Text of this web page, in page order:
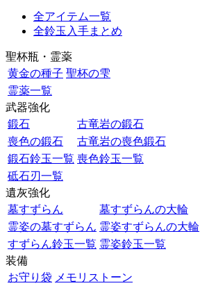
全アイテム一覧
全鈴玉入手まとめ
聖杯瓶・霊薬
黄金の種子 聖杯の雫
霊薬一覧
武器強化
鍛石
古竜岩の鍛石
喪色の鍛石
古竜岩の喪色鍛石
鍛石鈴玉一覧 喪色鈴玉一覧
砥石刃一覧
遺灰強化
墓すずらん
墓すずらんの大輪
霊姿の墓すずらん 霊姿すずらんの大輪
すずらん鈴玉一覧 霊姿鈴玉一覧
装備
お守り袋 メモリストーン